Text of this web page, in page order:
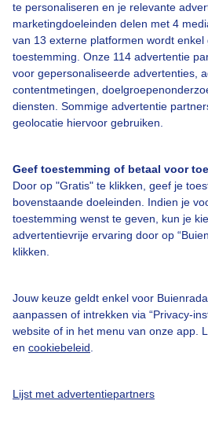
te personaliseren en je relevante
marketingdoeleinden delen met 4
van 13 externe platformen wordt enkel
toestemming. Onze 114 advertentie
voor gepersonaliseerde advertenties,
contentmetingen,
diensten. Sommige advertentie
geolocatie hiervoor gebruiken.
Geef toestemming of betaal voor
Door op "Gratis" te klikken, geef je
bovenstaande doeleinden. Indien je
toestemming wenst te geven, kun je
advertentievrije ervaring door op
klikken.
Jouw keuze geldt enkel voor
aanpassen of intrekken via “Privacy-
website of in het menu van onze app.
en cookiebeleid
Lijst met advertentiepartners
Over Buienradar
Contact
Toegankelijkheid
Gebruikersvoorwaarden
Buienradar Team
Privacy beleid
Cookie beleid
Gratis weerdata